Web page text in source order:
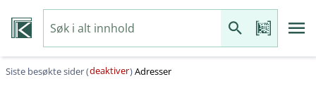
Siste besøkte sider (deaktiver)Adresser